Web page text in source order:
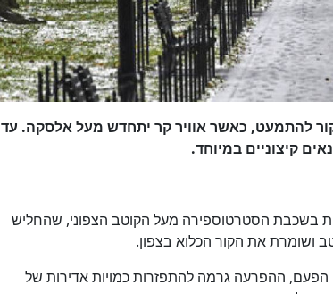
להתמעט, כאשר אוויר קר יתחדש מעל אלסקה. עד
קיצוניים במיוחד.
בשכבת הסטרטוספירה מעל הקוטב הצפוני, שהחליש
ושומרת את הקור הכלוא בצפון.
ההפרעה גרמה להתפזרות כמויות אדירות של